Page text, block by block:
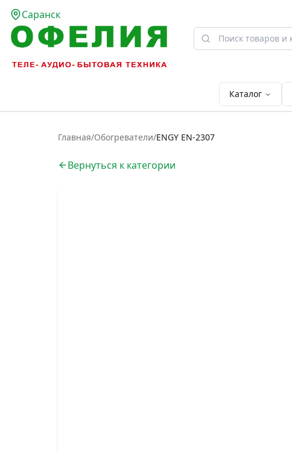
Саранск
Каталог
Главная/Обогреватели/ENGY EN-2307
Вернуться к категории